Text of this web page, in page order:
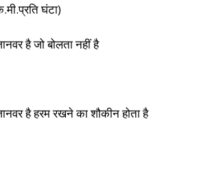
घंटा)
है जो बोलता नहीं है
है हरम रखने का शौकीन होता है